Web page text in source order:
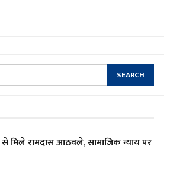
से मिले रामदास आठवले, सामाजिक न्याय पर